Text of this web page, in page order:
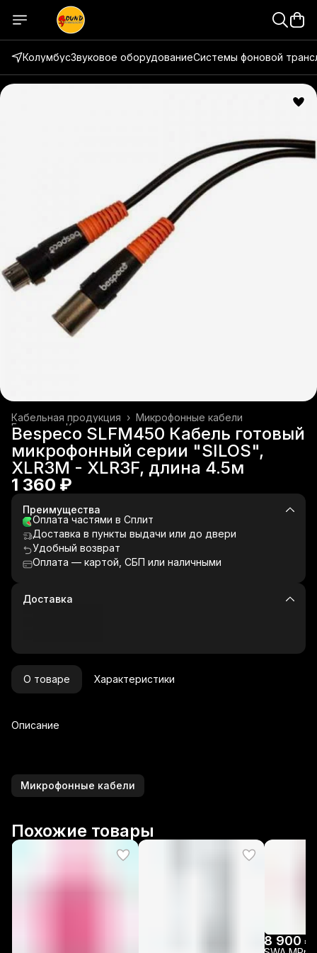
КолумбусЗвуковое оборудованиеСистемы фоновой
Микрофонные кабели
Кабельная продукция ›
Коммутация
Главная
Bespeco SLFM450 Кабель готовый
микрофонный серии "SILOS",
XLR3M - XLR3F, длина 4.5м
1 360 ₽
Преимущества
Оплата частями в Сплит
Доставка в пункты выдачи или до двери
Удобный возврат
Оплата — картой, СБП или наличными
Доставка
О товаре Характеристики
Описание
Микрофонные кабели
Похожие товары
8 900 ₽